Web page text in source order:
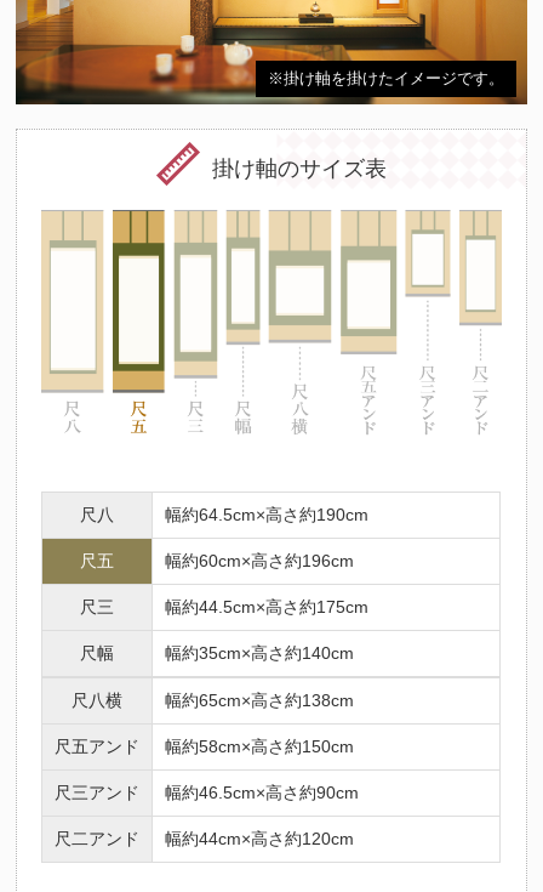
※掛け軸を掛けたイメージです。
掛け軸のサイズ表
尺八 幅約64.5cm×高さ約190cm
尺五 幅約60cm×高さ約196cm
尺三 幅約44.5cm×高さ約175cm
尺幅 幅約35cm×高さ約140cm
尺八横 幅約65cm×高さ約138cm
尺五アンド 幅約58cm×高さ約150cm
尺三アンド 幅約46.5cm×高さ約90cm
尺二アンド 幅約44cm×高さ約120cm